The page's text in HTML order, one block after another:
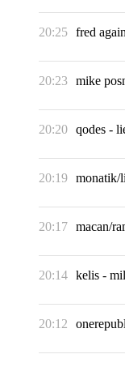
20:25 fred
20:23 mike
20:20 qodes -
20:19 monatik/
20:17 macan/
20:14 kelis -
20:12